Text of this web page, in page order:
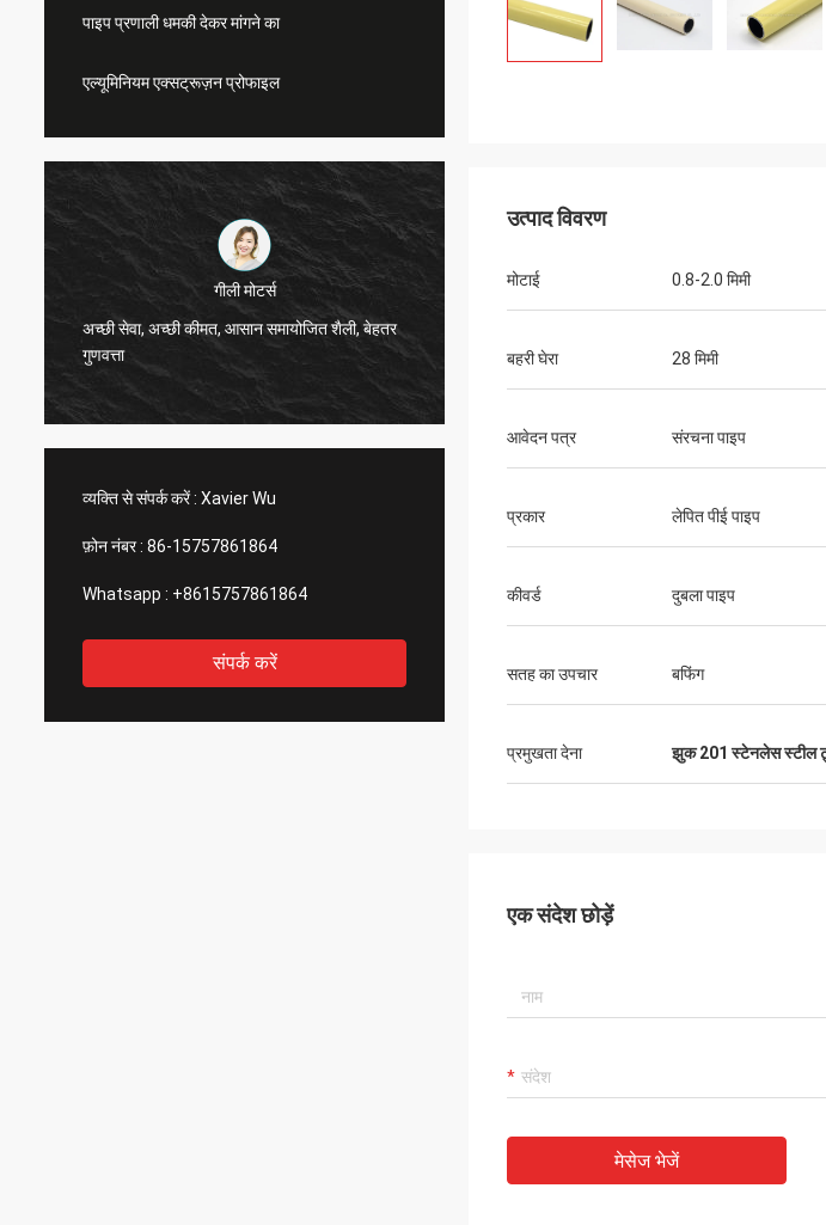
पाइप प्रणाली धमकी देकर मांगने का
एल्यूमिनियम एक्सट्रूज़न प्रोफाइल
Thinh वियतनाम
हाय, जॉनसन, कृपया 12000 मीटर 2808 दुबला ट्यूब,
हाथीदांत रंग की व्यवस्था करें।
हूवेई दूरसंचार
तेज और गर्म सेवा कंपनी है
व्यक्ति से संपर्क करें : Xavier Wu
फ़ोन नंबर : 86-15757861864
Whatsapp : +8615757861864
संपर्क करें
उत्पाद विवरण
मोटाई 0.8-2.0 मिमी
बहरी घेरा 28 मिमी
आवेदन पत्र संरचना पाइप
प्रकार लेपित पीई पाइप
कीवर्ड दुबला पाइप
सतह का उपचार बफिंग
प्रमुखता देना झुक 201 स्टेनलेस स्टील
एक संदेश छोड़ें
मेसेज भेजें